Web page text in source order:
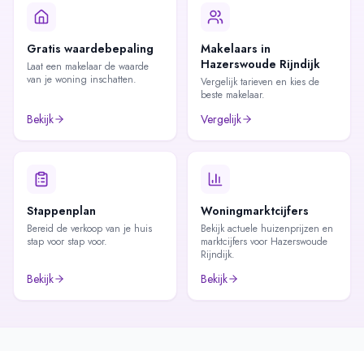
Gratis waardebepaling
Laat een makelaar de waarde
van je woning inschatten.
Bekijk
Makelaars in
Hazerswoude Rijndijk
Vergelijk tarieven en kies de
beste makelaar.
Vergelijk
Stappenplan
Bereid de verkoop van je huis
stap voor stap voor.
Bekijk
Woningmarktcijfers
Bekijk actuele huizenprijzen en
marktcijfers voor Hazerswoude
Rijndijk.
Bekijk